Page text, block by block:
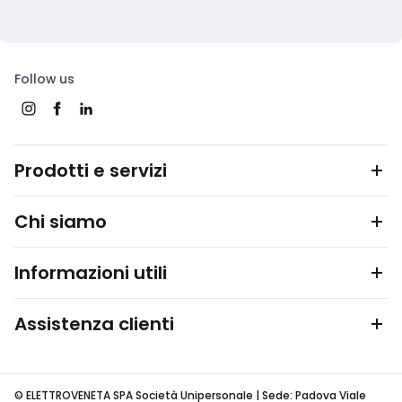
Follow us
Prodotti e servizi
Chi siamo
Informazioni utili
Assistenza clienti
© ELETTROVENETA SPA Società Unipersonale | Sede: Padova Viale